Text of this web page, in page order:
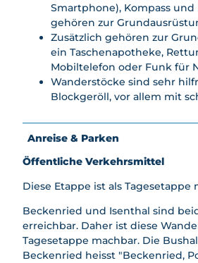
Smartphone), Kompass und
gehören zur
Zusätzlich gehören zur
ein Taschenapotheke,
Mobiltelefon oder Funk für
Wanderstöcke sind sehr
Blockgeröll, vor allem mit
Anreise & Parken
Öffentliche Verkehrsmittel
Diese Etappe ist als Tagesetappe
Beckenried und Isenthal sind
erreichbar. Daher ist diese
Tagesetappe machbar. Die
Beckenried heisst "Beckenried,